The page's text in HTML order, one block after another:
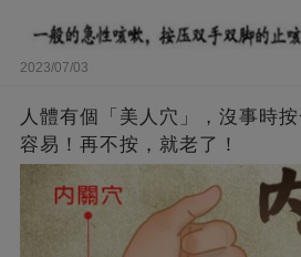
2023/07/03
人體有個「美人穴」，沒事時
容易！再不按，就老了！